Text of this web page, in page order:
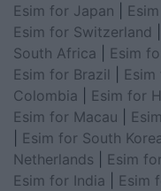
Esim for Japan
Esim for Switzerland
South Africa
Esim
Esim for Brazil
Colombia
Esim for
Esim for Macau
Esim for South
Netherlands
Esim
Esim for India
Esim